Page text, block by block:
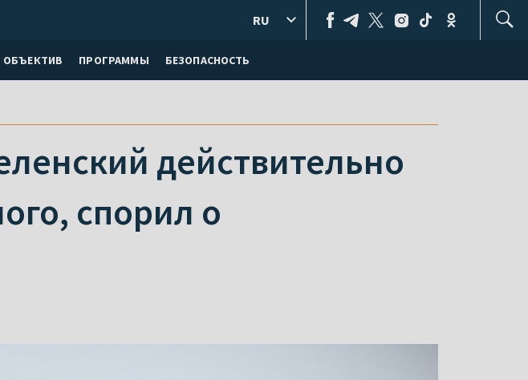
ОБЪЕКТИВ ПРОГРАММЫ БЕЗОПАСНОСТЬ
RU
действительно
спорил о